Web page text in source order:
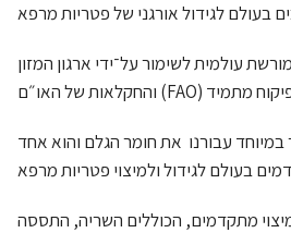
עולמית לשימור על־ידי ארגון המזון
במיוחד עבורנו את חומר הגלם והוא אחד
מתקדמים, הכוללים השריה, התססה